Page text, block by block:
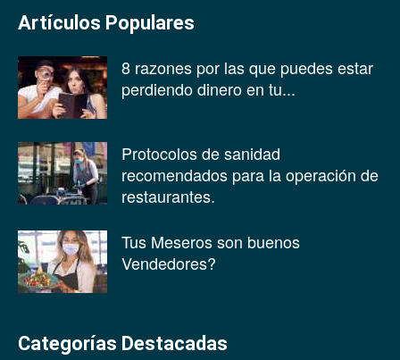
Artículos Populares
8 razones por las que puedes estar
perdiendo dinero en tu...
Protocolos de sanidad
recomendados para la operación de
restaurantes.
Tus Meseros son buenos
Vendedores?
Categorías Destacadas